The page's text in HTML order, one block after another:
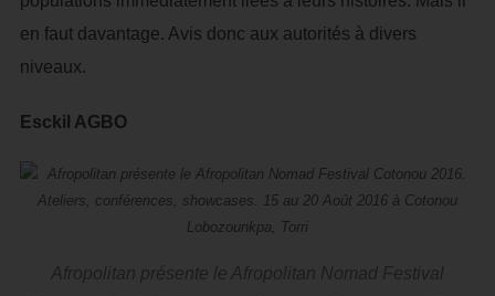
en faut davantage. Avis donc aux autorités à divers
niveaux.
Esckil AGBO
Afropolitan présente le Afropolitan Nomad Festival